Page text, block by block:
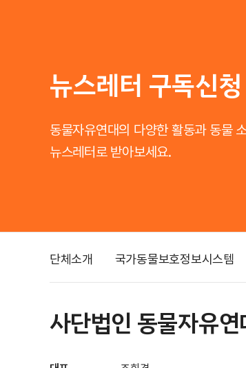
뉴스레터 구독신청
동물자유연대의 다양한 활동과 동물
뉴스레터로 받아보세요.
단체소개 국가동물보호정보시스템
사단법인 동물자유연